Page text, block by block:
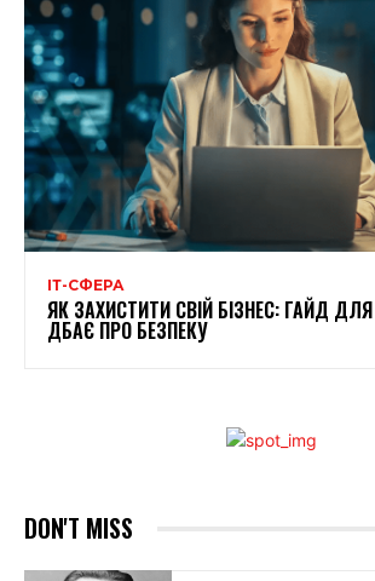
ІТ-СФЕРА
ЯК ЗАХИСТИТИ СВІЙ БІЗНЕС: ГАЙД
ДБАЄ ПРО БЕЗПЕКУ
DON'T MISS